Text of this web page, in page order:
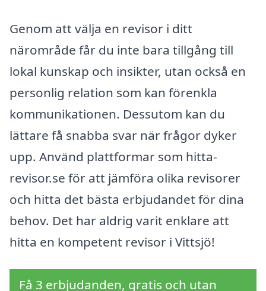
Genom att välja en revisor i ditt
närområde får du inte bara tillgång till
lokal kunskap och insikter, utan också en
personlig relation som kan förenkla
kommunikationen. Dessutom kan du
lättare få snabba svar när frågor dyker
upp. Använd plattformar som hitta-
revisor.se för att jämföra olika revisorer
och hitta det bästa erbjudandet för dina
behov. Det har aldrig varit enklare att
hitta en kompetent revisor i Vittsjö!
Få 3 erbjudanden, gratis och utan